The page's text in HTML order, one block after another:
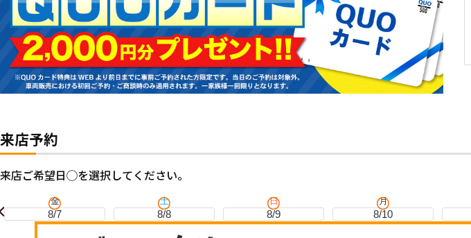
来店予約
来店ご希望日◯を選択してください。
金
8/7
土
8/8
日
8/9
月
8/10